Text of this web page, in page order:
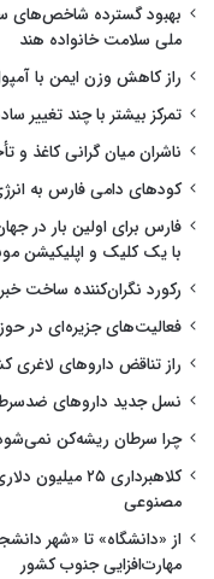
بهبود گسترده شاخص‌های
ملی سلامت خانواده هند
راز کاهش وزن ایمن با
تمرکز بیشتر با چند تغییر
ناشران میان گرانی کاغذ و
کودهای دامی فارس به
فارس برای اولین بار در
با یک کلیک و اپلیکیشن
رکورد نگران‌کننده ساخت
فعالیت‌های جزیره‌ای در
راز تناقض داروهای
نسل جدید داروهای
چرا سرطان ریشه‌کن
کلاهبرداری
مصنوعی
از «دانشگاه» تا «شهر
مهارت‌افزایی جنوب کشور